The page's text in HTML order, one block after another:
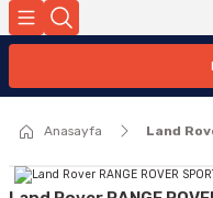
Anasayfa Land